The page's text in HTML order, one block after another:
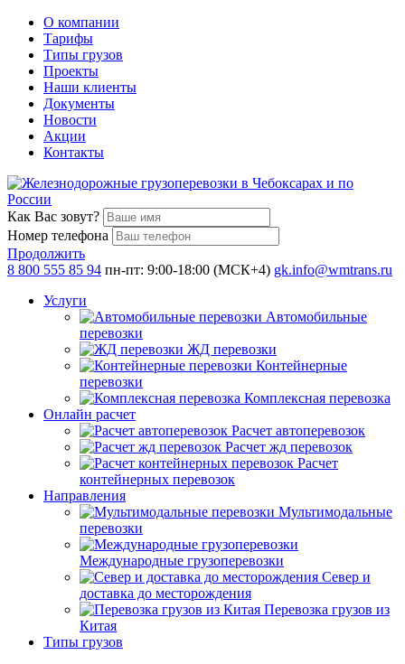
О компании
Тарифы
Типы грузов
Проекты
Наши клиенты
Документы
Новости
Акции
Контакты
Как Вас зовут?
Номер телефона
Продолжить
8 800 555 85 94 пн-пт: 9:00-18:00 (МСК+4) gk.info@wmtrans.ru
Услуги
Автомобильные
перевозки
ЖД перевозки
Контейнерные
перевозки
Комплексная перевозка
Онлайн расчет
Расчет автоперевозок
Расчет жд перевозок
Расчет
контейнерных перевозок
Направления
Мультимодальные
перевозки
Международные грузоперевозки
Север и
доставка до месторождения
Перевозка грузов из
Китая
Типы грузов